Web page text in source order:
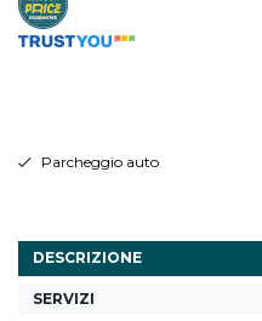
Parcheggio auto
DESCRIZIONE
SERVIZI